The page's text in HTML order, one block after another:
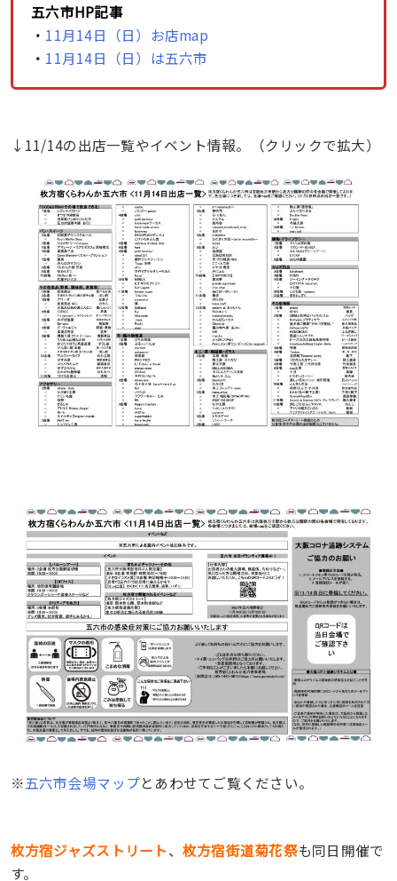
五六市HP記事
・ 11月14日（日）お店map
・ 11月14日（日）は五六市
↓11/14の出店一覧やイベント情報。（クリックで拡大）
※五六市会場マップとあわせてご覧ください。
枚方宿ジャズストリート、 枚方宿街道菊花祭も同日開催で
す。